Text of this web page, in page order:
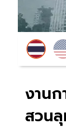
งาน
สวน